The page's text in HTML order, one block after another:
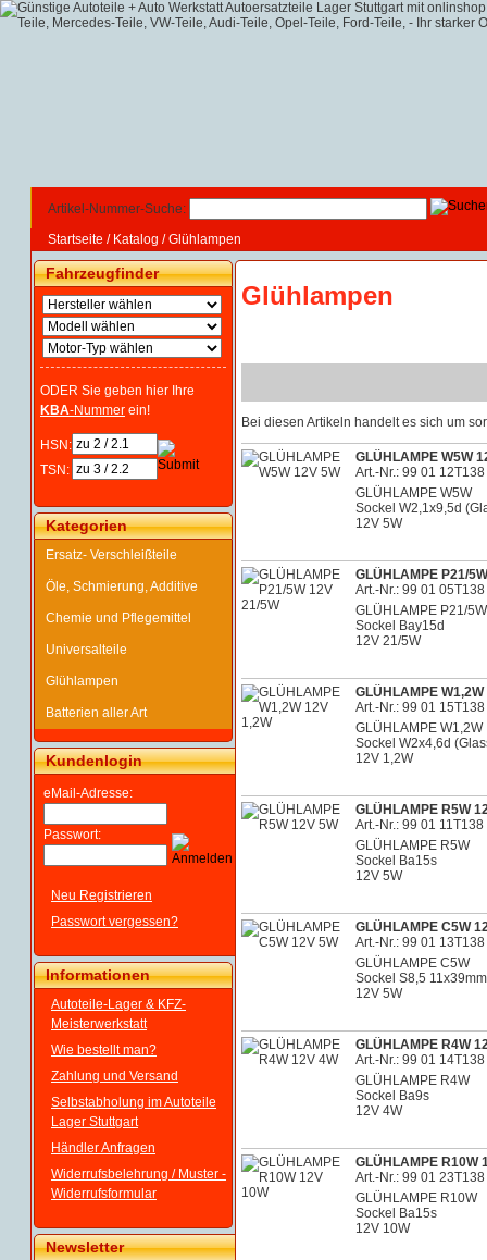
Artikel-Nummer-Suche:
Startseite / Katalog /Glühlampen
Fahrzeugfinder
ODER Sie geben hier Ihre
KBA-Nummer ein!
HSN:
TSN:
Kategorien
Ersatz- Verschleißteile
Öle, Schmierung, Additive
Chemie und Pflegemittel
Universalteile
Glühlampen
Batterien aller Art
Kundenlogin
eMail-Adresse:
Passwort:
Neu Registrieren
Passwort vergessen?
Informationen
Autoteile-Lager & KFZ-
Meisterwerkstatt
Wie bestellt man?
Zahlung und Versand
Selbstabholung im Autoteile
Lager Stuttgart
Händler Anfragen
Widerrufsbelehrung / Muster -
Widerrufsformular
Newsletter
Glühlampen
Bei diesen Artikeln handelt es sich um
GLÜHLAMPE W5W
Art.-Nr.: 99 01 12T138
GLÜHLAMPE W5W
Sockel W2,1x9,5d
12V 5W
GLÜHLAMPE P21/
Art.-Nr.: 99 01 05T138
GLÜHLAMPE P21/5W
Sockel Bay15d
12V 21/5W
GLÜHLAMPE W1,2W
Art.-Nr.: 99 01 15T138
GLÜHLAMPE W1,2W
Sockel W2x4,6d
12V 1,2W
GLÜHLAMPE R5W
Art.-Nr.: 99 01 11T138
GLÜHLAMPE R5W
Sockel Ba15s
12V 5W
GLÜHLAMPE C5W
Art.-Nr.: 99 01 13T138
GLÜHLAMPE C5W
Sockel S8,5 11x39mm
12V 5W
GLÜHLAMPE R4W
Art.-Nr.: 99 01 14T138
GLÜHLAMPE R4W
Sockel Ba9s
12V 4W
GLÜHLAMPE R10W
Art.-Nr.: 99 01 23T138
GLÜHLAMPE R10W
Sockel Ba15s
12V 10W